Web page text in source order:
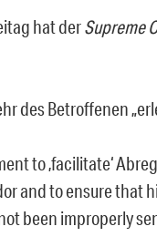
hat derSupreme
des Betroffenen
to ‚facilitate‘
and to ensure that
been improperly